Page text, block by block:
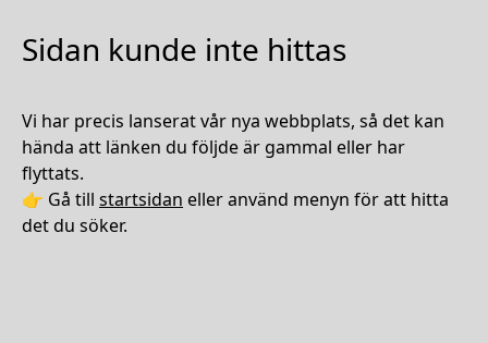
Sidan kunde inte hittas
Vi har precis lanserat vår nya webbplats, så det kan
hända att länken du följde är gammal eller har
flyttats.
👉 Gå till startsidan eller använd menyn för att hitta
det du söker.